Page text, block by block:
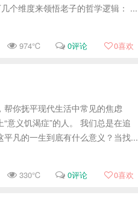
个维度来领悟老子的哲学逻辑： ...
974℃ 0评论 0喜欢
你抚平现代生活中常见的焦虑
意义饥渴症”的人。 我们总是在追
凡的一生到底有什么意义？当找...
330℃ 0评论 0喜欢